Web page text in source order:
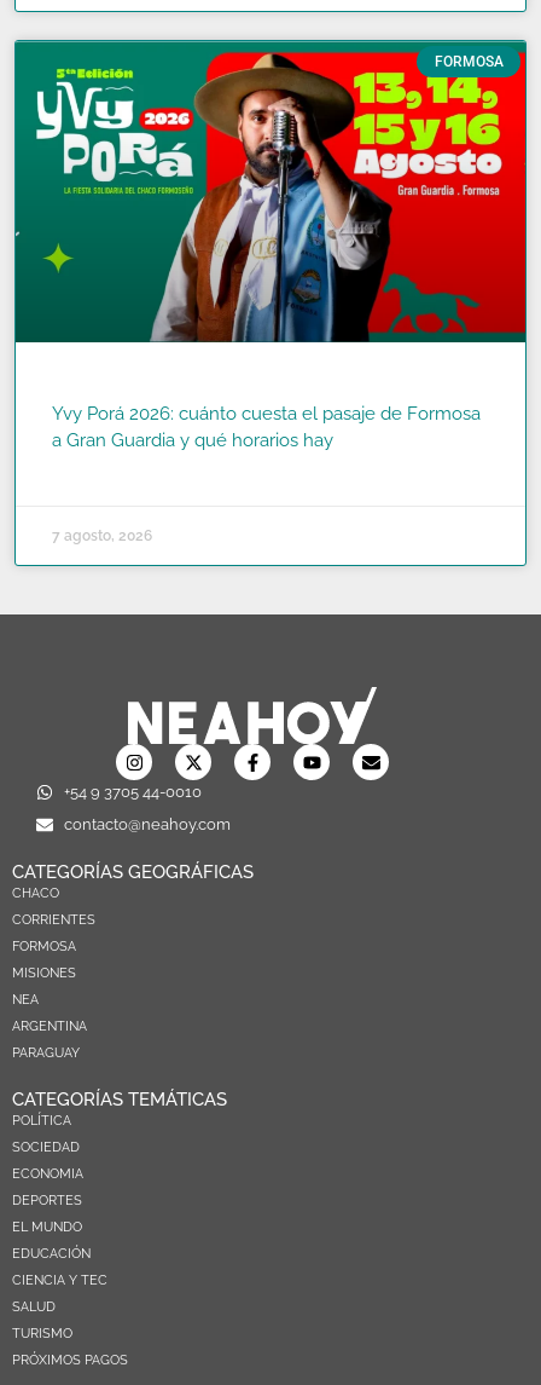
FORMOSA
Yvy Porá 2026: cuánto cuesta el pasaje de Formosa
a Gran Guardia y qué horarios hay
7 agosto, 2026
+54 9 3705 44-0010
contacto@neahoy.com
CATEGORÍAS GEOGRÁFICAS
CHACO
CORRIENTES
FORMOSA
MISIONES
NEA
ARGENTINA
PARAGUAY
CATEGORÍAS TEMÁTICAS
POLÍTICA
SOCIEDAD
ECONOMIA
DEPORTES
EL MUNDO
EDUCACIÓN
CIENCIA Y TEC
SALUD
TURISMO
PRÓXIMOS PAGOS